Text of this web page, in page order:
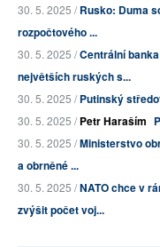
30. 5. 2025 /Rusko: Duma
rozpočtového ...
30. 5. 2025 /Centrální
největších ruských s...
30. 5. 2025 /Putinský
30. 5. 2025 /Petr Haraším
30. 5. 2025 /Ministerstvo
a obrněné ...
30. 5. 2025 /NATO chce v
zvýšit počet voj...